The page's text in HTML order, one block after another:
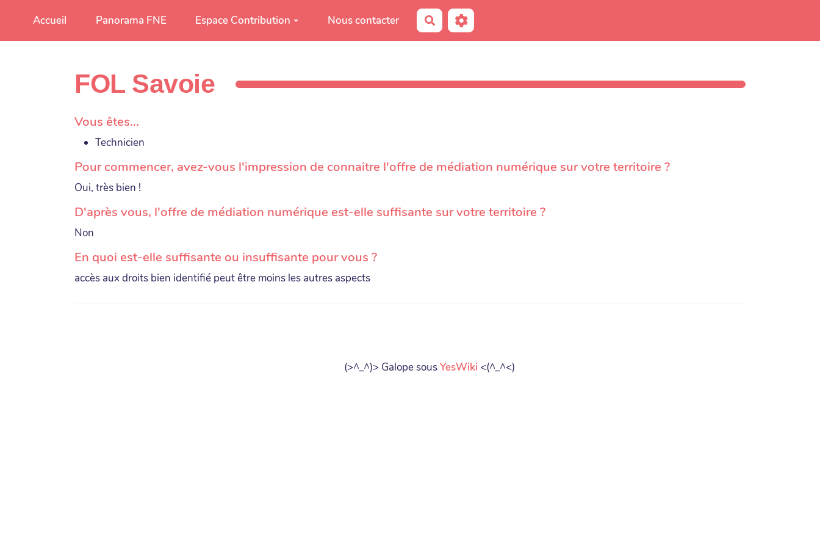
Aller au contenu principal
Accueil Panorama FNE Espace Contribution Nous contacter Rechercher
FOL Savoie
Vous êtes...
Technicien
Pour commencer, avez-vous l'impression de connaitre l'offre de médiation numérique sur votre territoire ?
Oui, très bien !
D'après vous, l'offre de médiation numérique est-elle suffisante sur votre territoire ?
Non
En quoi est-elle suffisante ou insuffisante pour vous ?
accès aux droits bien identifié peut être moins les autres aspects
(>^_^)> Galope sousYesWiki <(^_^<)